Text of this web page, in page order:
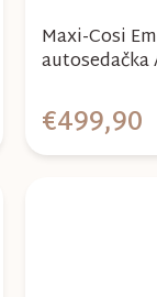
Maxi-Cosi
€499,90